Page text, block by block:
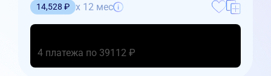
14,528 ₽ x 12 мес
4 платежа по 39112 ₽